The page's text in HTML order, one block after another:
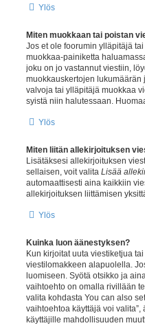
Ylös
Miten muokkaan tai poistan
Jos et ole foorumin ylläpitäjä
muokkaa-painiketta
joku on jo vastannut viestiin,
muokkauskertojen lukumäärän
valvoja tai ylläpitäjä muokkaa
syistä niin halutessaan.
Ylös
Miten liitän allekirjoituksen
Lisätäksesi allekirjoituksen
sellaisen, voit valita Lisää
automaattisesti aina kaikkiin
allekirjoituksen liittämisen
Ylös
Kuinka luon äänestyksen?
Kun kirjoitat uuta viestiketjua
viestilomakkeen alapuolella.
luomiseen. Syötä otsikko ja
vaihtoehto on omalla rivillään
valita kohdasta You can also
vaihtoehtoa käyttäjä voi
käyttäjille mahdollisuuden